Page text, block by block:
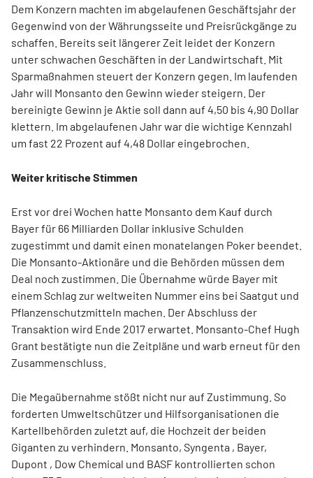
Dem Konzern machten im abgelaufenen Geschäftsjahr der
Gegenwind von der Währungsseite und Preisrückgänge zu
schaffen. Bereits seit längerer Zeit leidet der Konzern
unter schwachen Geschäften in der Landwirtschaft. Mit
Sparmaßnahmen steuert der Konzern gegen. Im laufenden
Jahr will Monsanto den Gewinn wieder steigern. Der
bereinigte Gewinn je Aktie soll dann auf 4,50 bis 4,90 Dollar
klettern. Im abgelaufenen Jahr war die wichtige Kennzahl
um fast 22 Prozent auf 4,48 Dollar eingebrochen.
Weiter kritische Stimmen
Erst vor drei Wochen hatte Monsanto dem Kauf durch
Bayer für 66 Milliarden Dollar inklusive Schulden
zugestimmt und damit einen monatelangen Poker beendet.
Die Monsanto-Aktionäre und die Behörden müssen dem
Deal noch zustimmen. Die Übernahme würde Bayer mit
einem Schlag zur weltweiten Nummer eins bei Saatgut und
Pflanzenschutzmitteln machen. Der Abschluss der
Transaktion wird Ende 2017 erwartet. Monsanto-Chef Hugh
Grant bestätigte nun die Zeitpläne und warb erneut für den
Zusammenschluss.
Die Megaübernahme stößt nicht nur auf Zustimmung. So
forderten Umweltschützer und Hilfsorganisationen die
Kartellbehörden zuletzt auf, die Hochzeit der beiden
Giganten zu verhindern. Monsanto, Syngenta , Bayer,
Dupont , Dow Chemical und BASF kontrollierten schon